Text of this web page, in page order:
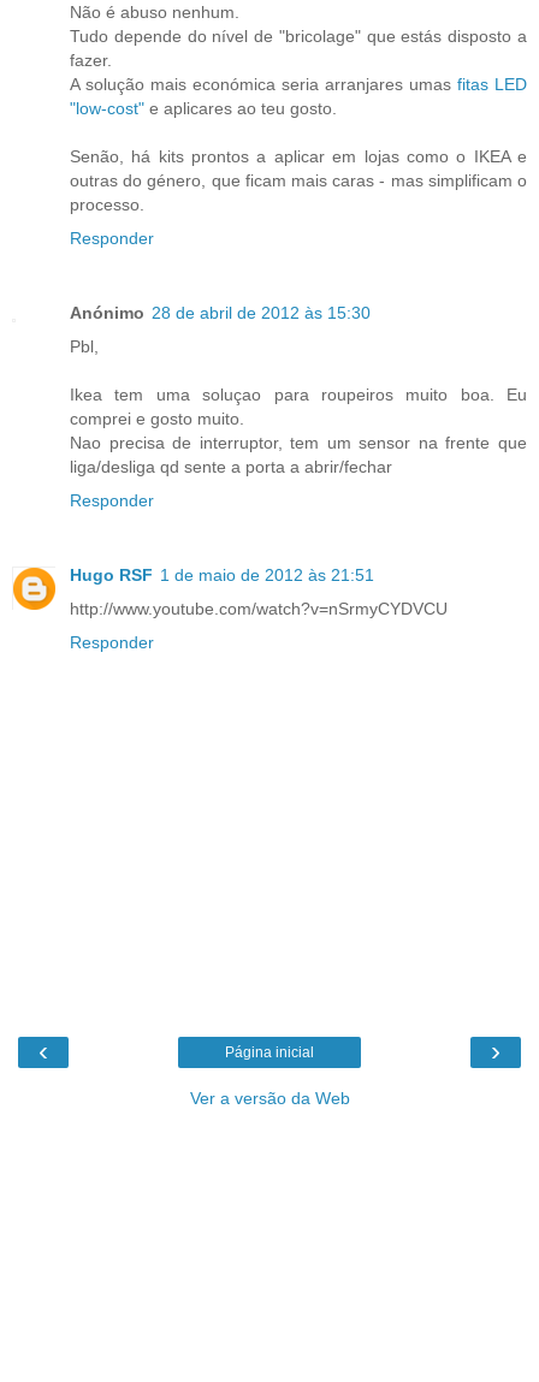
Não é abuso nenhum.
Tudo depende do nível de "bricolage" que estás disposto a
fazer.
A solução mais económica seria arranjares umas fitas LED
"low-cost" e aplicares ao teu gosto.
Senão, há kits prontos a aplicar em lojas como o IKEA e
outras do género, que ficam mais caras - mas simplificam o
processo.
Responder
Anónimo 28 de abril de 2012 às 15:30
Pbl,
Ikea tem uma soluçao para roupeiros muito boa. Eu
comprei e gosto muito.
Nao precisa de interruptor, tem um sensor na frente que
liga/desliga qd sente a porta a abrir/fechar
Responder
Hugo RSF 1 de maio de 2012 às 21:51
http://www.youtube.com/watch?v=nSrmyCYDVCU
Responder
‹ ›
Página inicial
Ver a versão da Web